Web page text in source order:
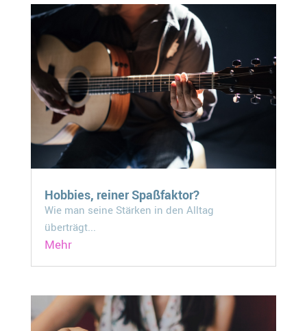
Hobbies, reiner Spaßfaktor?
Wie man seine Stärken in den Alltag
überträgt...
Mehr